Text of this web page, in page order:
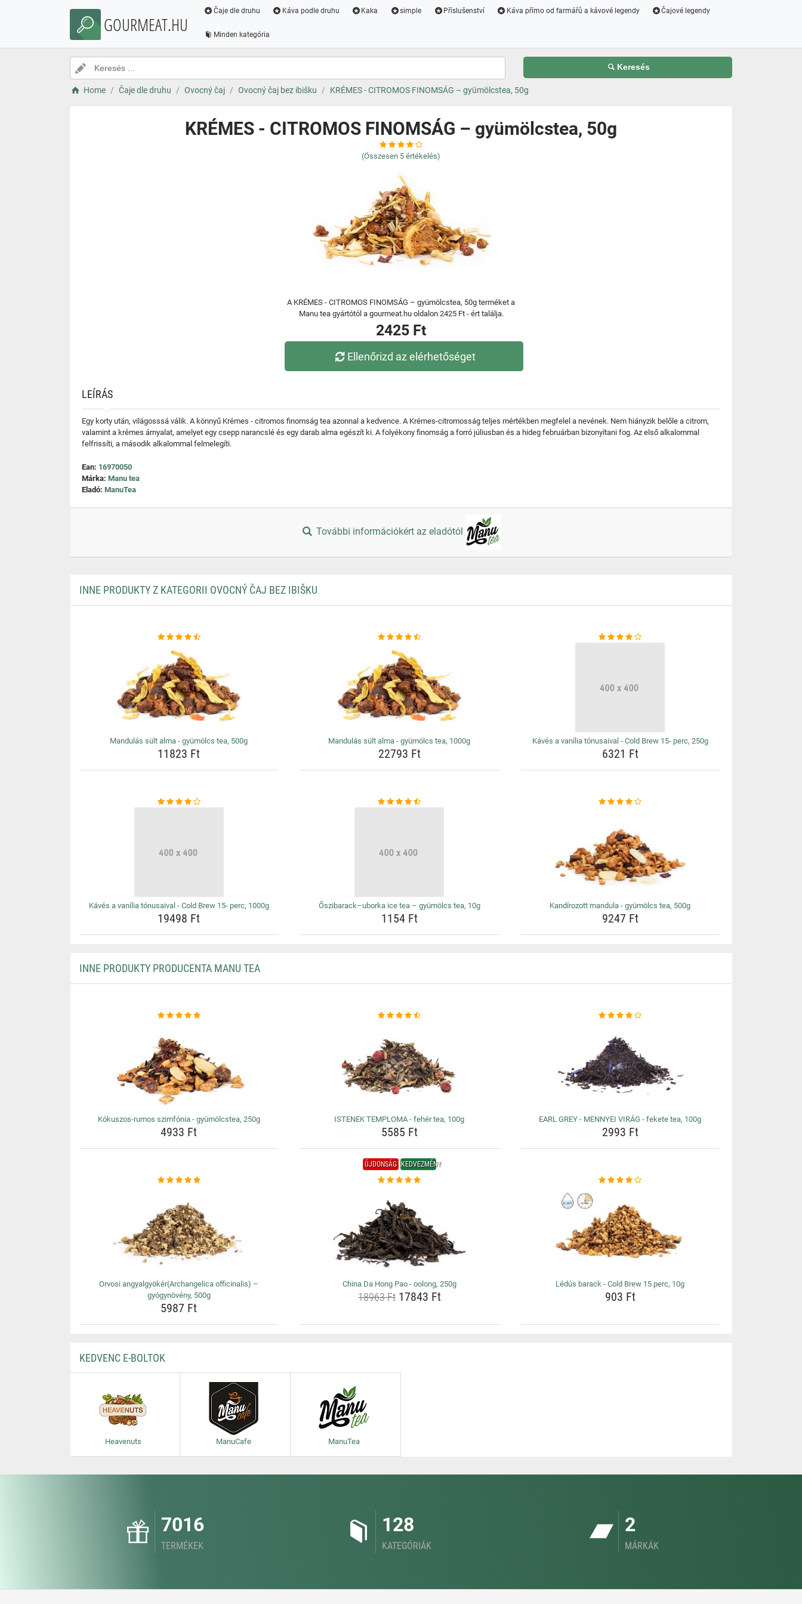
GOURMEAT.HU
Čaje dle druhu Káva podle druhu Kaka simple Příslušenství Káva přímo od farmářů a kávové legendy Čajové legendy
Minden kategória
Keresés
Home Čaje dle druhu Ovocný čaj Ovocný čaj bez ibišku KRÉMES - CITROMOS FINOMSÁG – gyümölcstea, 50g
KRÉMES - CITROMOS FINOMSÁG – gyümölcstea, 50g
(Összesen 5 értékelés)
A KRÉMES - CITROMOS FINOMSÁG – gyümölcstea, 50g terméket a
Manu tea gyártótól a gourmeat.hu oldalon 2425 Ft - ért találja.
2425 Ft
Ellenőrizd az elérhetőséget
LEÍRÁS
Egy korty után, világosssá válik. A könnyű Krémes - citromos finomság tea azonnal a kedvence. A Krémes-citromosság teljes mértékben megfelel a nevének. Nem hiányzik belőle a citrom,
valamint a krémes árnyalat, amelyet egy csepp narancslé és egy darab alma egészít ki. A folyékony finomság a forró júliusban és a hideg februárban bizonyítani fog. Az első alkalommal
felfrissíti, a második alkalommal felmelegíti.
Ean: 16970050
Márka: Manu tea
Eladó: ManuTea
További információkért az eladótól
INNE PRODUKTY Z KATEGORII OVOCNÝ ČAJ BEZ IBIŠKU
Mandulás sült alma - gyümölcs tea, 500g
11823 Ft
Mandulás sült alma - gyümölcs tea, 1000g
22793 Ft
Kávés a vanília tónusaival - Cold Brew 15- perc, 250g
6321 Ft
Kávés a vanília tónusaival - Cold Brew 15- perc, 1000g
19498 Ft
Őszibarack–uborka ice tea – gyümölcs tea, 10g
1154 Ft
Kandírozott mandula - gyümölcs tea, 500g
9247 Ft
INNE PRODUKTY PRODUCENTA MANU TEA
Kókuszos-rumos szimfónia - gyümölcstea, 250g
4933 Ft
ISTENEK TEMPLOMA - fehér tea, 100g
5585 Ft
EARL GREY - MENNYEI VIRÁG - fekete tea, 100g
2993 Ft
Orvosi angyalgyökér(Archangelica officinalis) –
gyógynövény, 500g
5987 Ft
ÚJDONSÁG KEDVEZMÉNY
China Da Hong Pao - oolong, 250g
18963 Ft17843 Ft
Lédús barack - Cold Brew 15 perc, 10g
903 Ft
KEDVENC E-BOLTOK
Heavenuts ManuCafe ManuTea
7016
TERMÉKEK
128
KATEGÓRIÁK
2
MÁRKÁK